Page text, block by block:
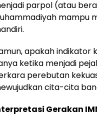
parpol (atau
mampu
apakah indikator
ketika menjadi
perebutan
cita-cita
Gerakan